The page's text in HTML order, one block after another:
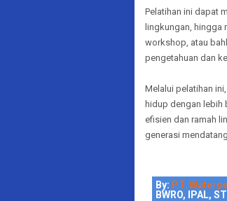
Pelatihan ini dapat
lingkungan, hingga
workshop, atau
pengetahuan dan
Melalui pelatihan
hidup dengan lebih
efisien dan ramah
generasi
By: PT.
BWRO, IPAL,